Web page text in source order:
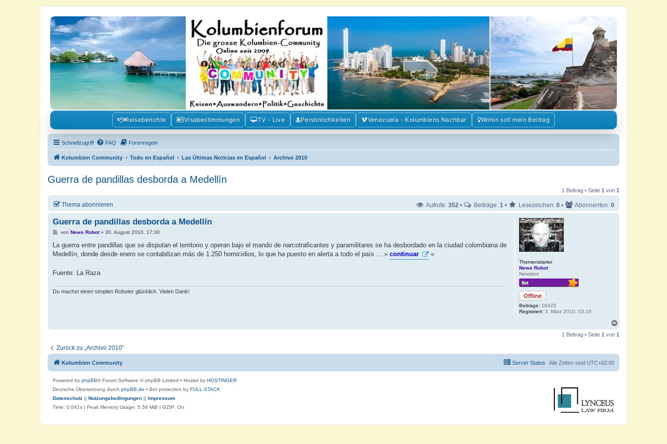
Kolumbienforum - Das grosse Forum der Freunde Kolumbiens
Reisen, Auswandern, Kultur, Politik, Geschichte und Visum in Kolumbien und Venezuela. Austausch, Erfahrungen und Gemeinschaft im Kolumbienforum
Reiseberichte Visabestimmungen TV - Live Persönlichkeiten Venezuela - Kolumbiens Nachbar Wohin soll mein Beitrag
Schnellzugriff FAQ Forenregeln
Kolumbien Community Todo en Español Las Últimas Noticias en Español Archivo 2010
Guerra de pandillas desborda a Medellín
1 Beitrag • Seite 1 von 1
Thema abonnieren Aufrufe: 352 • Beiträge: 1 • Lesezeichen: 0 • Abonnenten: 0
Themenstarter
News Robot
Newsbot
Offline
Beiträge: 16425
Registriert: 3. März 2010, 03:16
Guerra de pandillas desborda a Medellín
B
i
r
von News Robot» 30. August 2010, 17:30
La guerra entre pandillas que se disputan el territorio y operan bajo el mando de narcotraficantes y paramilitares se ha desbordado en la ciudad colombiana de
Medellín, donde desde enero se contabilizan más de 1.250 homicidios, lo que ha puesto en alerta a todo el país ... » continuar «
Fuente: La Raza
Du machst einen simplen Roboter glücklich. Vielen Dank!
c
b
n
1 Beitrag • Seite 1 von 1
Zurück zu „Archivo 2010“
Kolumbien Community Alle Zeiten sind UTC+02:00
Server Status
Powered by phpBB® Forum Software © phpBB Limited • Hostet by HOSTINGER
Deutsche Übersetzung durch phpBB.de • Bot protection by FULL-STACK
Datenschutz || Nutzungsbedingungen || Impressum
Time: 0.041s | Peak Memory Usage: 5.58 MiB | GZIP: On